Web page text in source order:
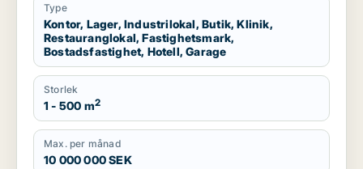
Type
Kontor, Lager, Industrilokal, Butik, Klinik,
Restauranglokal, Fastighetsmark,
Bostadsfastighet, Hotell, Garage
Storlek
1 - 500 m2
Max. per månad
10 000 000 SEK